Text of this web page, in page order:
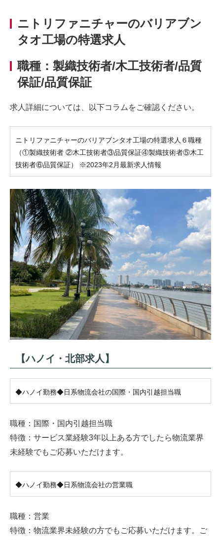
ニトリファニチャーのバリアブン
タオ工場の特選求人
職種：製織技術者/木工技術者/品質
保証/品質保証
求人詳細については、以下コラムをご確認ください。
ニトリファニチャーのバリアブンタオ工場の特選求人６職種
（①製織技術者 ②木工技術者③品質保証④製織技術者⑤木工
技術者⑥品質保証） ※2023年2月最新求人情報
【ハノイ・北部求人】
◆ハノイ勤務◆日系物流会社の国際・国内引越担当職
職種：国際・国内引越担当職
特徴：サービス業経験3年以上ある方でしたら物流業界
未経験でもご応募いただけます。
◆ハノイ勤務◆日系物流会社の営業職
職種：営業
特徴：物流業界未経験の方でもご応募いただけます。ご